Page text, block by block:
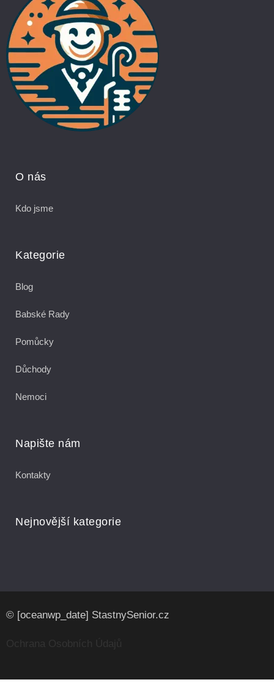
O nás
Kdo jsme
Kategorie
Blog
Babské Rady
Pomůcky
Důchody
Nemoci
Napište nám
Kontakty
Nejnovější kategorie
© [oceanwp_date] StastnySenior.cz